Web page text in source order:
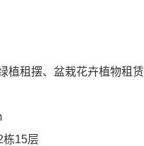
植租摆、盆栽花卉植物
栋15层